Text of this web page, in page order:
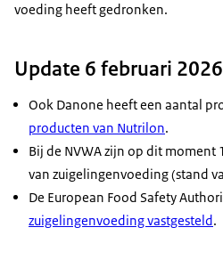
voeding heeft gedronken.
Update 6 februari 2026
Ook Danone heeft een aantal
producten van Nutrilon.
Bij de NVWA zijn op dit
van zuigelingenvoeding (stand
De European Food Safety
zuigelingenvoeding vastgesteld.